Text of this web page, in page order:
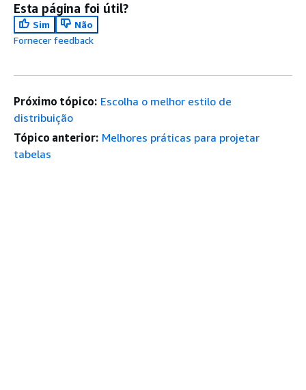
Esta página foi útil?
Sim
Não
Fornecer feedback
Próximo tópico: Escolha o melhor estilo de
distribuição
Tópico anterior: Melhores práticas para projetar
tabelas